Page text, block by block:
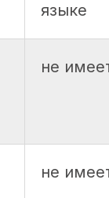
языке
не
не